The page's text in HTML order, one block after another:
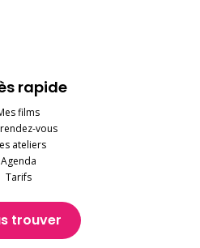
rapide
films
vous
ateliers
Agenda
Tarifs
trouver